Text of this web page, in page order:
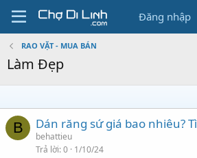
Đăng nhập
RAO VẶT - MUA BÁN
Làm Đẹp
B Dán răng sứ giá bao nhiêu?
behattieu
Trả lời 0 1/10/24